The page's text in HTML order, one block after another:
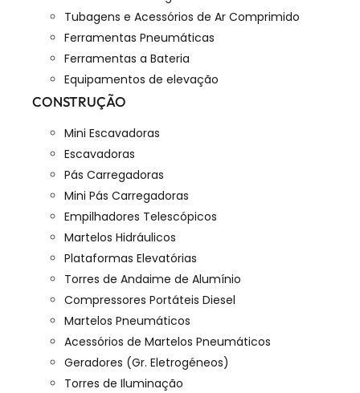
Tubagens e Acessórios de Ar Comprimido
Ferramentas Pneumáticas
Ferramentas a Bateria
Equipamentos de elevação
CONSTRUÇÃO
Mini Escavadoras
Escavadoras
Pás Carregadoras
Mini Pás Carregadoras
Empilhadores Telescópicos
Martelos Hidráulicos
Plataformas Elevatórias
Torres de Andaime de Alumínio
Compressores Portáteis Diesel
Martelos Pneumáticos
Acessórios de Martelos Pneumáticos
Geradores (Gr. Eletrogéneos)
Torres de Iluminação